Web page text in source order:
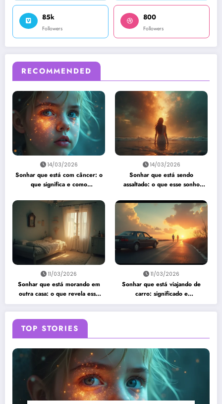
85k
Followers
800
Followers
RECOMMENDED
14/03/2026
Sonhar que está com câncer: o
que significa e como
14/03/2026
Sonhar que está sendo
assaltado: o que esse sonho
11/03/2026
Sonhar que está morando em
outra casa: o que revela esse
sonho?
11/03/2026
Sonhar que está viajando de
carro: significado e
interpretação
TOP STORIES